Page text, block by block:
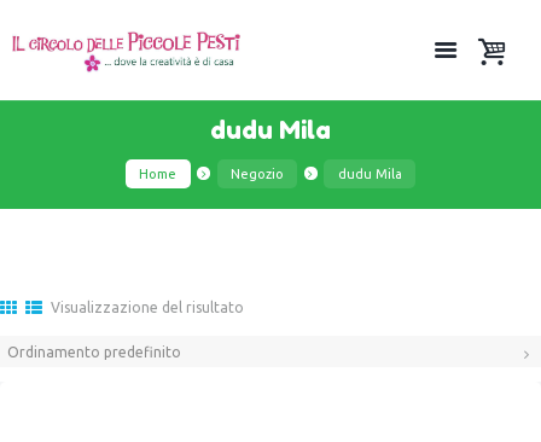
dudu Mila
Home Negozio dudu Mila
Visualizzazione del risultato